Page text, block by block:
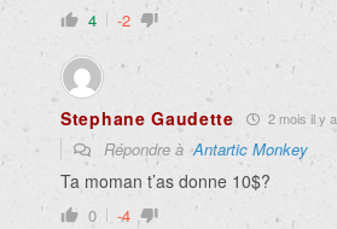
4 -2
Stephane Gaudette 2 mois il y a
Répondre àAntartic Monkey
Ta moman t’as donne 10$?
0 -4